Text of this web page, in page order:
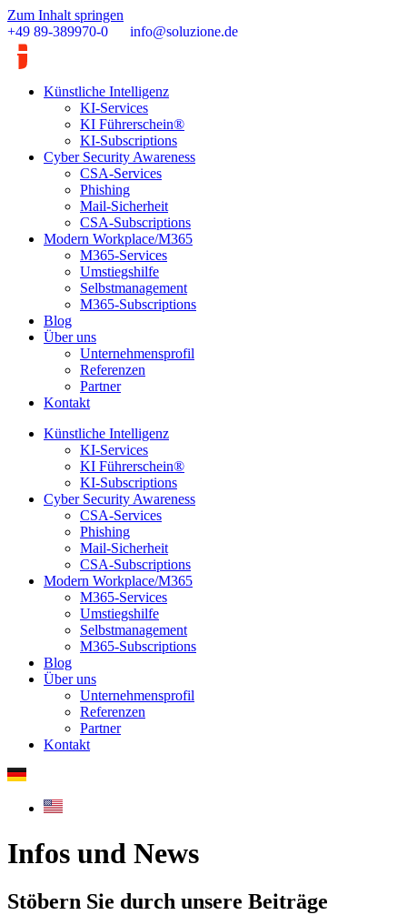
Zum Inhalt springen
+49 89-389970-0
info@soluzione.de
Künstliche Intelligenz
KI-Services
KI Führerschein®
KI-Subscriptions
Cyber Security Awareness
CSA-Services
Phishing
Mail-Sicherheit
CSA-Subscriptions
Modern Workplace/M365
M365-Services
Umstiegshilfe
Selbstmanagement
M365-Subscriptions
Blog
Über uns
Unternehmensprofil
Referenzen
Partner
Kontakt
Künstliche Intelligenz
KI-Services
KI Führerschein®
KI-Subscriptions
Cyber Security Awareness
CSA-Services
Phishing
Mail-Sicherheit
CSA-Subscriptions
Modern Workplace/M365
M365-Services
Umstiegshilfe
Selbstmanagement
M365-Subscriptions
Blog
Über uns
Unternehmensprofil
Referenzen
Partner
Kontakt
Infos und News
Stöbern Sie durch unsere Beiträge